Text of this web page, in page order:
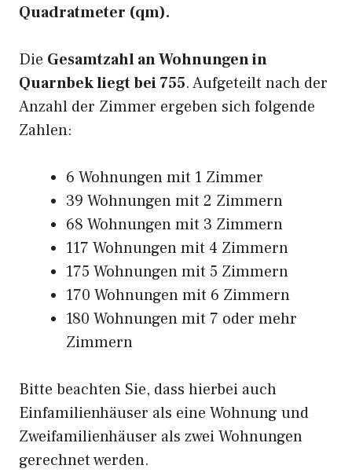
Quadratmeter (qm).
Die Gesamtzahl an Wohnungen in
Quarnbek liegt bei 755. Aufgeteilt nach der
Anzahl der Zimmer ergeben sich folgende
Zahlen:
6 Wohnungen mit 1 Zimmer
39 Wohnungen mit 2 Zimmern
68 Wohnungen mit 3 Zimmern
117 Wohnungen mit 4 Zimmern
175 Wohnungen mit 5 Zimmern
170 Wohnungen mit 6 Zimmern
180 Wohnungen mit 7 oder mehr
Zimmern
Bitte beachten Sie, dass hierbei auch
Einfamilienhäuser als eine Wohnung und
Zweifamilienhäuser als zwei Wohnungen
gerechnet werden.